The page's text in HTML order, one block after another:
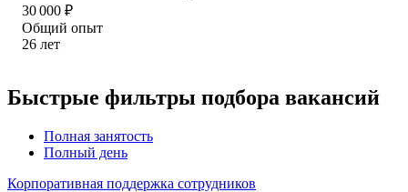
30 000 ₽
Общий опыт
26 лет
Быстрые фильтры подбора вакансий
Полная занятость
Полный день
Корпоративная поддержка сотрудников